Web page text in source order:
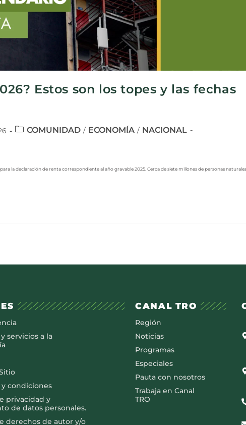
Estos son los topes y las fechas
COMUNIDAD / ECONOMÍA / NACIONAL
la declaración de renta correspondiente al año gravable 2025. Cerca de siete millones de personas naturales
servicios a la
y condiciones
privacidad y
de datos personales.
derechos de autor y/o
CANAL TRO
Región
Noticias
Programas
Especiales
Pauta con nosotros
Trabaja en Canal
TRO